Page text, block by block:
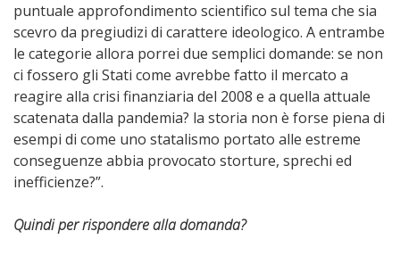
puntuale approfondimento scientifico sul tema che sia
scevro da pregiudizi di carattere ideologico. A entrambe
le categorie allora porrei due semplici domande: se non
ci fossero gli Stati come avrebbe fatto il mercato a
reagire alla crisi finanziaria del 2008 e a quella attuale
scatenata dalla pandemia? la storia non è forse piena di
esempi di come uno statalismo portato alle estreme
conseguenze abbia provocato storture, sprechi ed
inefficienze?”.
Quindi per rispondere alla domanda?